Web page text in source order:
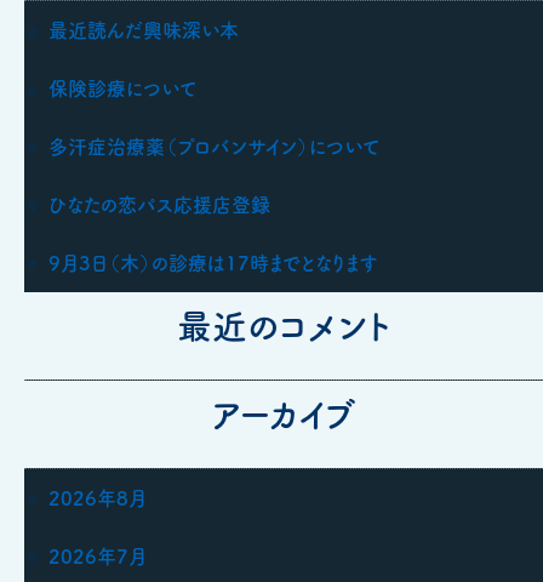
最近読んだ興味深い本
保険診療について
多汗症治療薬（プロバンサイン）について
ひなたの恋パス応援店登録
9月3日（木）の診療は17時までとなります
最近のコメント
アーカイブ
2026年8月
2026年7月